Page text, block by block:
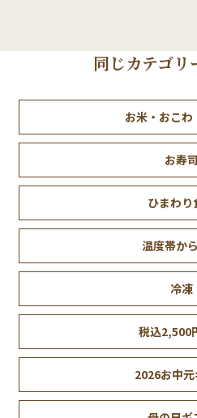
同じカテゴリ
お米・おこわ
お寿司
ひまわり
温度帯か
冷凍
税込2,500
2026お中